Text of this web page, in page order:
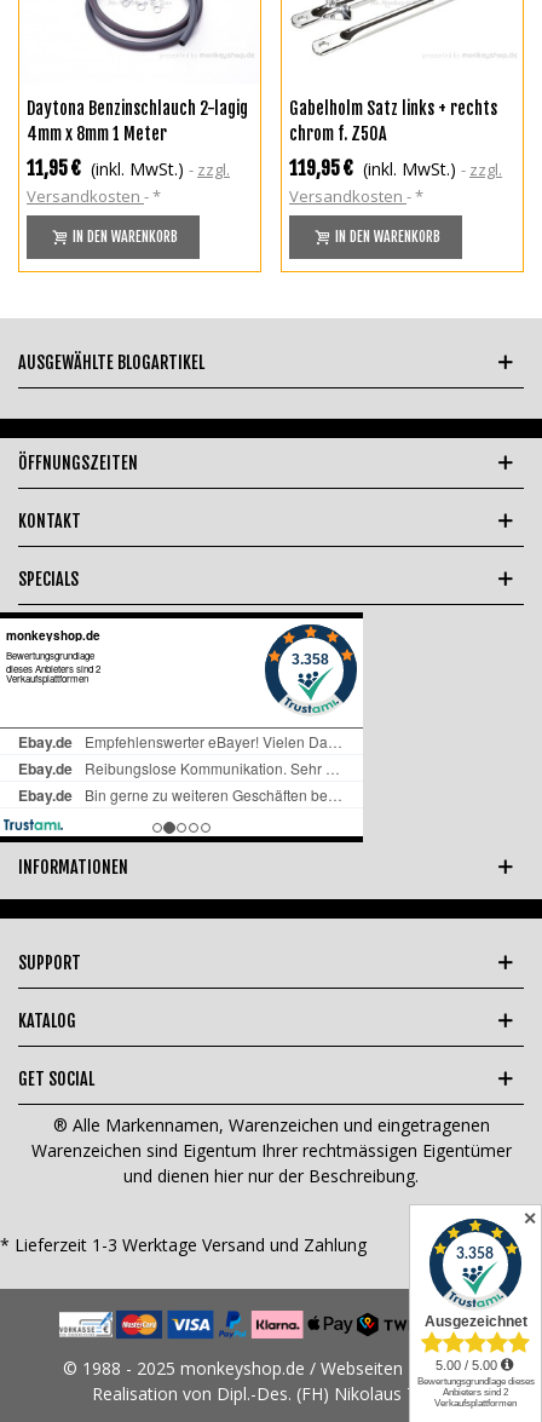
Daytona Benzinschlauch 2-lagig
4mm x 8mm 1 Meter
11,95 € (inkl. MwSt.)
zzgl.
Versandkosten
*
IN DEN WARENKORB
Gabelholm Satz links + rechts
chrom f. Z50A
119,95 € (inkl. MwSt.)
zzgl.
Versandkosten
*
IN DEN WARENKORB
AUSGEWÄHLTE BLOGARTIKEL
ÖFFNUNGSZEITEN
KONTAKT
SPECIALS
✕
INFORMATIONEN
SUPPORT
KATALOG
GET SOCIAL
® Alle Markennamen, Warenzeichen und eingetragenen
Warenzeichen sind Eigentum Ihrer rechtmässigen Eigentümer
und dienen hier nur der Beschreibung.
* Lieferzeit 1-3 Werktage Versand und Zahlung
© 1988 - 2025 monkeyshop.de / Webseiten Design &
Realisation von Dipl.-Des. (FH) Nikolaus Tams